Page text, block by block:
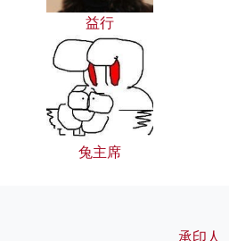
益行
兔主席
承印人